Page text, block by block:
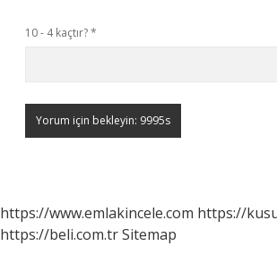
10 - 4 kaçtır?*
https://www.emlakincele.com https://
https://beli.com.trSitemap